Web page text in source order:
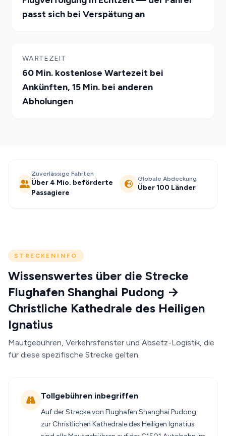
passt sich bei Verspätung an
WARTEZEIT
60 Min. kostenlose Wartezeit bei
Ankünften, 15 Min. bei anderen
Abholungen
Zuverlässige Fahrten
Über 4 Mio. beförderte
Passagiere
Globale Abdeckung
Über 100 Länder
STRECKENINFO
Wissenswertes über die Strecke
Flughafen Shanghai Pudong →
Christliche Kathedrale des Heiligen
Ignatius
Mautgebühren, Verkehrsfenster und Absetz-Logistik, die
für diese spezifische Strecke gelten.
Tollgebühren inbegriffen
Auf der Strecke von Flughafen Shanghai Pudong
zur Christlichen Kathedrale des Heiligen Ignatius